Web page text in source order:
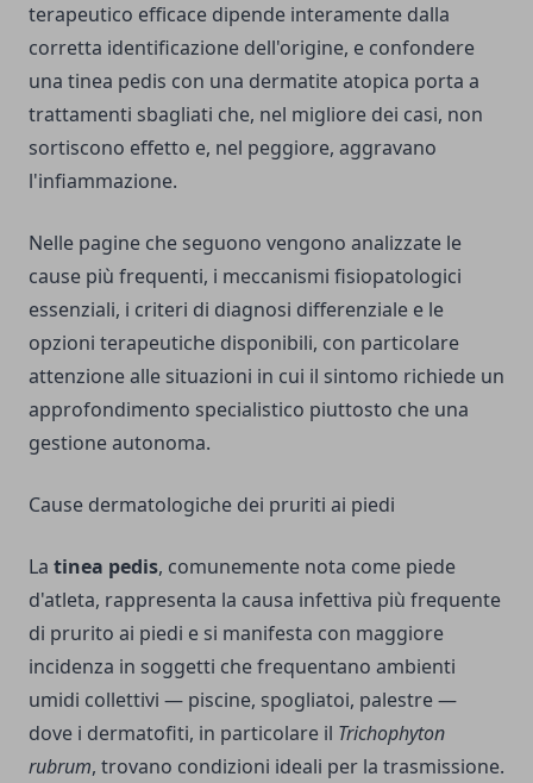
terapeutico efficace dipende interamente dalla
corretta identificazione dell'origine, e confondere
una tinea pedis con una dermatite atopica porta a
trattamenti sbagliati che, nel migliore dei casi, non
sortiscono effetto e, nel peggiore, aggravano
l'infiammazione.
Nelle pagine che seguono vengono analizzate le
cause più frequenti, i meccanismi fisiopatologici
essenziali, i criteri di diagnosi differenziale e le
opzioni terapeutiche disponibili, con particolare
attenzione alle situazioni in cui il sintomo richiede un
approfondimento specialistico piuttosto che una
gestione autonoma.
Cause dermatologiche dei pruriti ai piedi
La tinea pedis, comunemente nota come piede
d'atleta, rappresenta la causa infettiva più frequente
di prurito ai piedi e si manifesta con maggiore
incidenza in soggetti che frequentano ambienti
umidi collettivi — piscine, spogliatoi, palestre —
dove i dermatofiti, in particolare il Trichophyton
rubrum, trovano condizioni ideali per la trasmissione.